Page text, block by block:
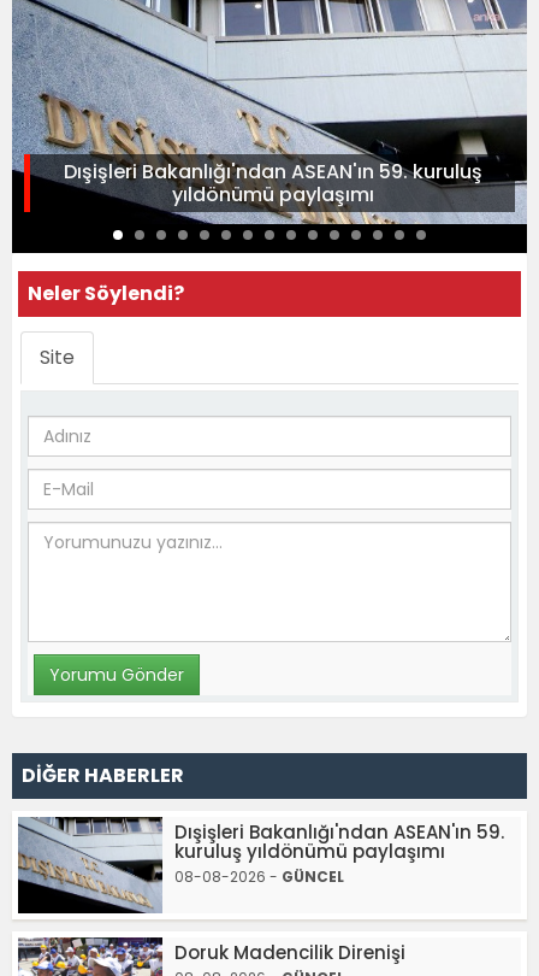
Dışişleri Bakanlığı'ndan ASEAN'ın 59. kuruluş
yıldönümü paylaşımı
Neler Söylendi?
Site
DİĞER HABERLER
Dışişleri Bakanlığı'ndan ASEAN'ın 59.
kuruluş yıldönümü paylaşımı
08-08-2026 - GÜNCEL
Doruk Madencilik Direnişi